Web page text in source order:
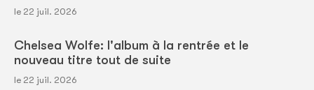
le 22 juil. 2026
Chelsea Wolfe: l'album à la rentrée et le
nouveau titre tout de suite
le 22 juil. 2026